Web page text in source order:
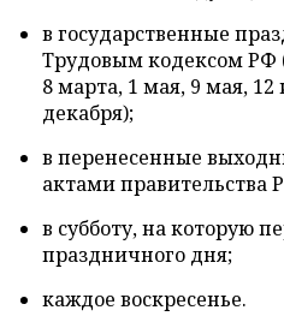
в государственные
Трудовым кодексом РФ
8 марта, 1 мая, 9 мая, 12
декабря);
в перенесенные
актами правительства
в субботу, на которую
праздничного дня;
каждое воскресенье.